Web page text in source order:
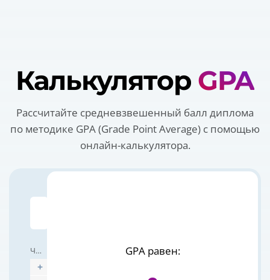
Калькулятор GPA
Рассчитайте средневзвешенный балл диплома
по методике GPA (Grade Point Average) с помощью
онлайн-калькулятора.
Часы GPA равен: